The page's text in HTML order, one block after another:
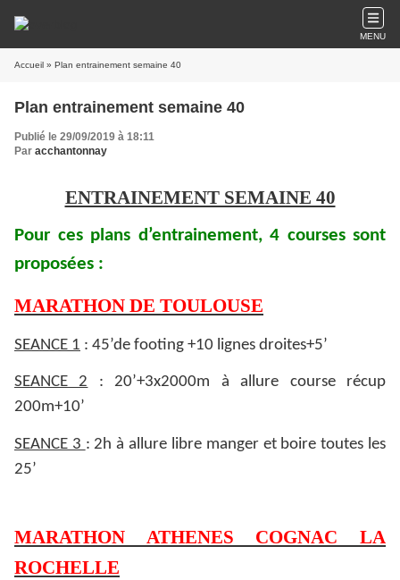
MENU
Accueil » Plan entrainement semaine 40
Plan entrainement semaine 40
Publié le 29/09/2019 à 18:11
Par acchantonnay
ENTRAINEMENT SEMAINE 40
Pour ces plans d’entrainement, 4 courses sont
proposées :
MARATHON DE TOULOUSE
SEANCE 1 : 45’de footing +10 lignes droites+5’
SEANCE 2 : 20’+3x2000m à allure course récup
200m+10’
SEANCE 3 : 2h à allure libre manger et boire toutes les
25’
MARATHON ATHENES COGNAC LA
ROCHELLE